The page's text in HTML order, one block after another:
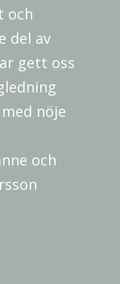
och
del av
gett oss
nöje
och